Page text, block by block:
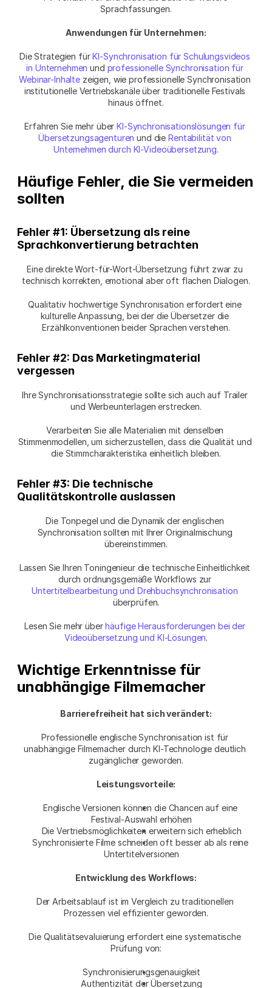
Sprachfassungen.
Anwendungen für Unternehmen:
Die Strategien für KI-Synchronisation für Schulungsvideos
in Unternehmen und professionelle Synchronisation für
Webinar-Inhalte zeigen, wie professionelle Synchronisation
institutionelle Vertriebskanäle über traditionelle Festivals
hinaus öffnet.
Erfahren Sie mehr über KI-Synchronisationslösungen für
Übersetzungsagenturen und die Rentabilität von
Unternehmen durch KI-Videoübersetzung.
Häufige Fehler, die Sie vermeiden
sollten
Fehler #1: Übersetzung als reine
Sprachkonvertierung betrachten
Eine direkte Wort-für-Wort-Übersetzung führt zwar zu
technisch korrekten, emotional aber oft flachen Dialogen.
Qualitativ hochwertige Synchronisation erfordert eine
kulturelle Anpassung, bei der die Übersetzer die
Erzählkonventionen beider Sprachen verstehen.
Fehler #2: Das Marketingmaterial
vergessen
Ihre Synchronisationsstrategie sollte sich auch auf Trailer
und Werbeunterlagen erstrecken.
Verarbeiten Sie alle Materialien mit denselben
Stimmenmodellen, um sicherzustellen, dass die Qualität und
die Stimmcharakteristika einheitlich bleiben.
Fehler #3: Die technische
Qualitätskontrolle auslassen
Die Tonpegel und die Dynamik der englischen
Synchronisation sollten mit Ihrer Originalmischung
übereinstimmen.
Lassen Sie Ihren Toningenieur die technische Einheitlichkeit
Untertitelbearbeitung und Drehbuchsynchronisation
überprüfen.
Lesen Sie mehr über häufige Herausforderungen bei der
Videoübersetzung und KI-Lösungen.
Wichtige Erkenntnisse für
unabhängige Filmemacher
Barrierefreiheit hat sich verändert:
Professionelle englische Synchronisation ist für
unabhängige Filmemacher durch KI-Technologie deutlich
zugänglicher geworden.
Leistungsvorteile:
Englische Versionen können die Chancen auf eine
Festival-Auswahl erhöhen
Die Vertriebsmöglichkeiten erweitern sich erheblich
Synchronisierte Filme schneiden oft besser ab als reine
Untertitelversionen
Entwicklung des Workflows:
Der Arbeitsablauf ist im Vergleich zu traditionellen
Prozessen viel effizienter geworden.
Die Qualitätsevaluierung erfordert eine systematische
Prüfung von:
Synchronisierungsgenauigkeit
Authentizität der Übersetzung